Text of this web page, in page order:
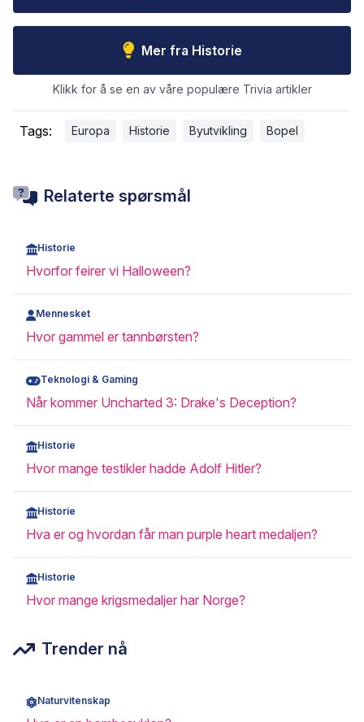
Mer fra Historie
Klikk for å se en av våre populære Trivia artikler
Tags: Europa Historie Byutvikling Bopel
Relaterte spørsmål
Historie
Hvorfor feirer vi Halloween?
Mennesket
Hvor gammel er tannbørsten?
Teknologi & Gaming
Når kommer Uncharted 3: Drake's Deception?
Historie
Hvor mange testikler hadde Adolf Hitler?
Historie
Hva er og hvordan får man purple heart medaljen?
Historie
Hvor mange krigsmedaljer har Norge?
Trender nå
Naturvitenskap